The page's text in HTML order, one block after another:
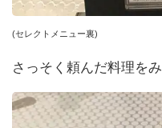
(セレクトメニュー裏)
さっそく頼んだ料理を